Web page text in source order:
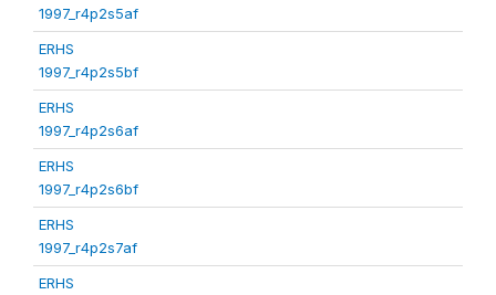
1997_r4p2s5af
ERHS
1997_r4p2s5bf
ERHS
1997_r4p2s6af
ERHS
1997_r4p2s6bf
ERHS
1997_r4p2s7af
ERHS